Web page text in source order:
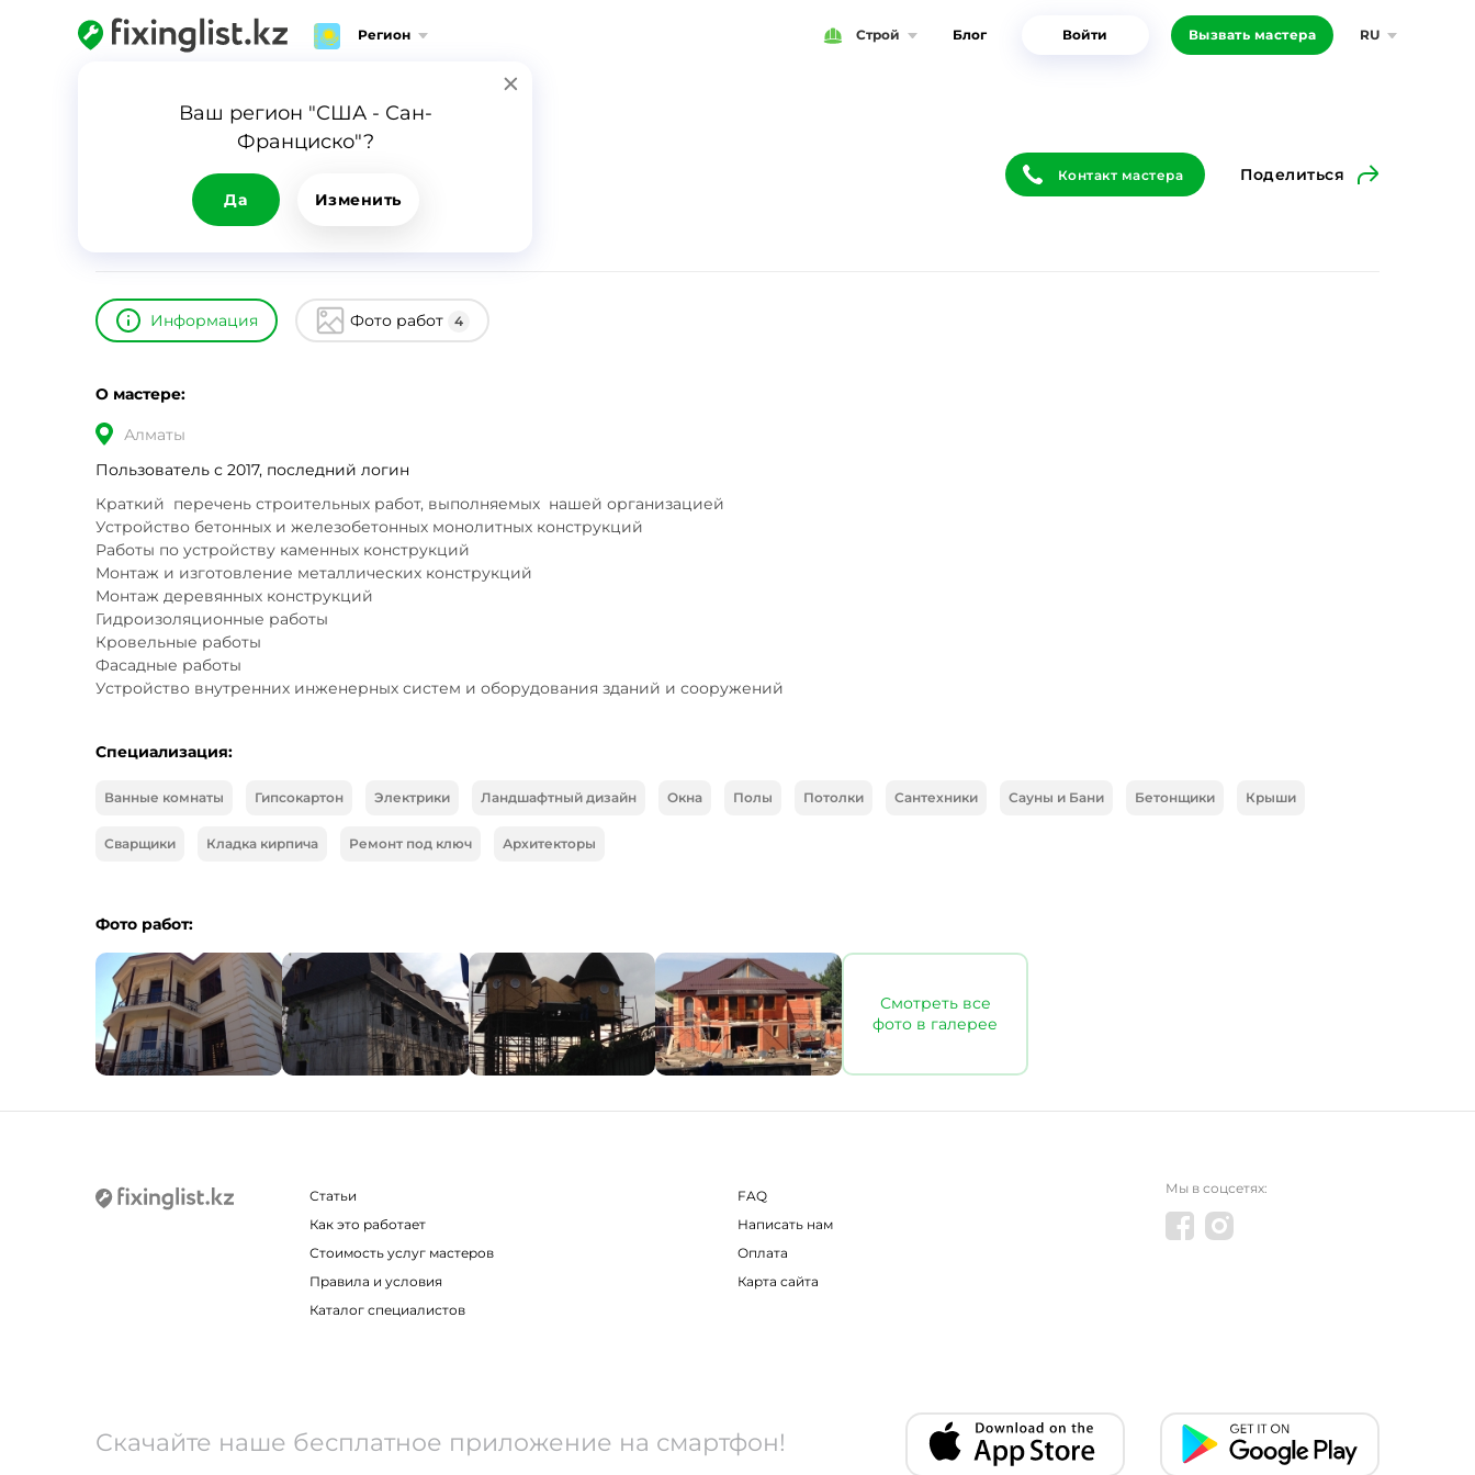
Регион Строй Блог Войти Вызвать мастера RU
Ваш регион "США - Сан-
Франциско"?
Да Изменить
Тугамбеков Азамат
Контакт мастера Поделиться
Информация Фото работ 4
О мастере:
Алматы
Пользователь с 2017, последний логин
Краткий  перечень строительных работ, выполняемых  нашей организацией
Устройство бетонных и железобетонных монолитных конструкций
Работы по устройству каменных конструкций
Монтаж и изготовление металлических конструкций
Монтаж деревянных конструкций
Гидроизоляционные работы
Кровельные работы
Фасадные работы
Устройство внутренних инженерных систем и оборудования зданий и сооружений
Специализация:
Ванные комнаты Гипсокартон Электрики Ландшафтный дизайн Окна Полы Потолки Сантехники Сауны и Бани Бетонщики Крыши
Сварщики Кладка кирпича Ремонт под ключ Архитекторы
Фото работ:
Смотреть все
фото в галерее
Статьи
FAQ
Как это работает
Написать нам
Стоимость услуг мастеров
Оплата
Правила и условия
Карта сайта
Каталог специалистов
Мы в соцсетях:
Скачайте наше бесплатное приложение на смартфон!